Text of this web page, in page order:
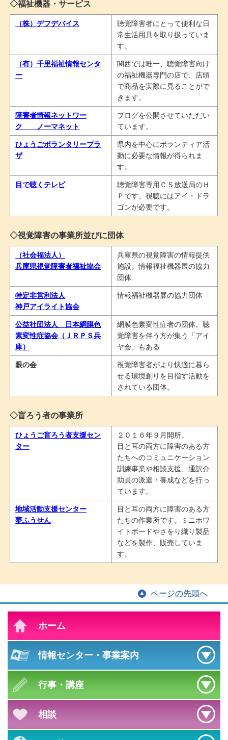
◇福祉機器・サービス
（株）デフデバイス
聴覚障害者にとって便利な日
常生活用具を取り扱っていま
す。
（有）千里福祉情報センタ
ー
関西では唯一、聴覚障害向け
の福祉機器専門の店で、店頭
で商品を実際に見ることがで
きます。
障害者情報ネットワー
ク ノーマネット
ブログを公開させていただい
ています。
ひょうごボランタリープラ
ザ
県内を中心にボランティア活
動に必要な情報が得られま
す。
目で聴くテレビ
聴覚障害専用ＣＳ放送局のＨ
Ｐです。視聴にはアイ・ドラ
ゴンが必要です。
◇視覚障害の事業所並びに団体
（社会福法人）
兵庫県視覚障害者福祉協会
兵庫県の視覚障害の情報提供
施設。情報福祉機器展の協力
団体
特定非営利法人
神戸アイライト協会
情報福祉機器展の協力団体
公益社団法人 日本網膜色
素変性症協会（ＪＲＰＳ兵
庫）
網膜色素変性症者の団体。聴
覚障害を伴う方が集う「アイ
ヤ会」もある
眼の会
視覚障害者がより快適に暮ら
せる環境創りを目指す活動を
されている団体。
◇盲ろう者の事業所
ひょうご盲ろう者支援セン
ター
２０１６年９月開所。
目と耳の両方に障害のある方
たちへのコミュニケーション
訓練事業や相談支援、通訳介
助員の派遣・養成などを行っ
ています。
地域活動支援センター
夢ふうせん
目と耳の両方に障害のある方
たちの作業所です。ミニホワ
イトボードやさをり織り製品
などを製作、販売していま
す。
ページの先頭へ
ホーム
情報センター ・ 事業案内
行事・講座
相談